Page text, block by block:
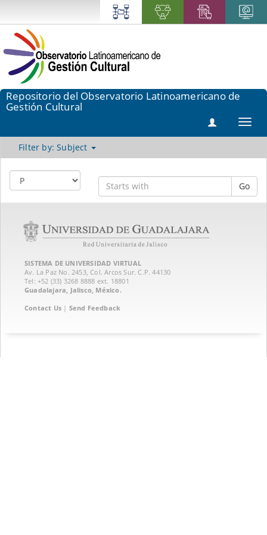
Repositorio del Observatorio Latinoamericano de
Gestión Cultural
Filter by: Subject
Go
SISTEMA DE UNIVERSIDAD VIRTUAL
Av. La Paz No. 2453, Col. Arcos Sur. C.P. 44130
Tel: +52 (33) 3268 8888‏ ext. 18801
Guadalajara, Jalisco, México.
Contact Us | Send Feedback